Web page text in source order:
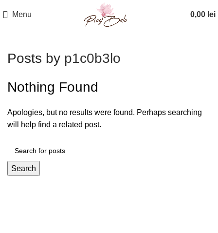
Menu 0,00 lei
Posts by p1c0b3lo
Nothing Found
Apologies, but no results were found. Perhaps searching
will help find a related post.
Search